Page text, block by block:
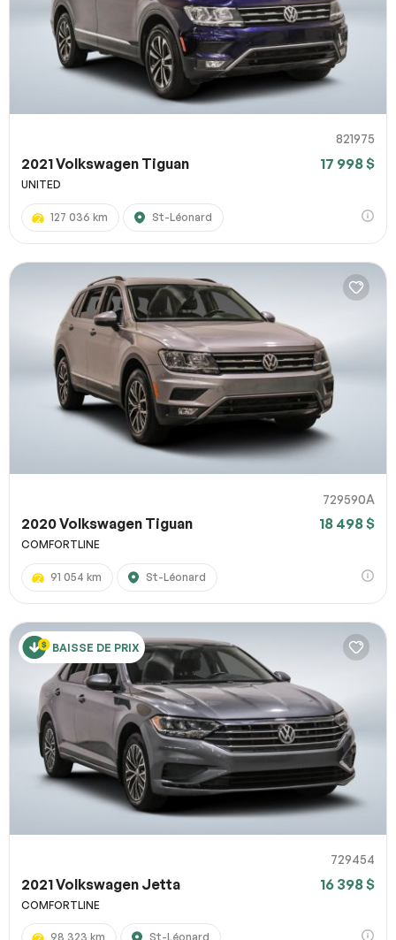
821975
2021 Volkswagen Tiguan 17 998 $
UNITED
127 036 km St-Léonard
729590A
2020 Volkswagen Tiguan 18 498 $
COMFORTLINE
91 054 km St-Léonard
BAISSE DE PRIX
729454
2021 Volkswagen Jetta 16 398 $
COMFORTLINE
98 323 km St-Léonard